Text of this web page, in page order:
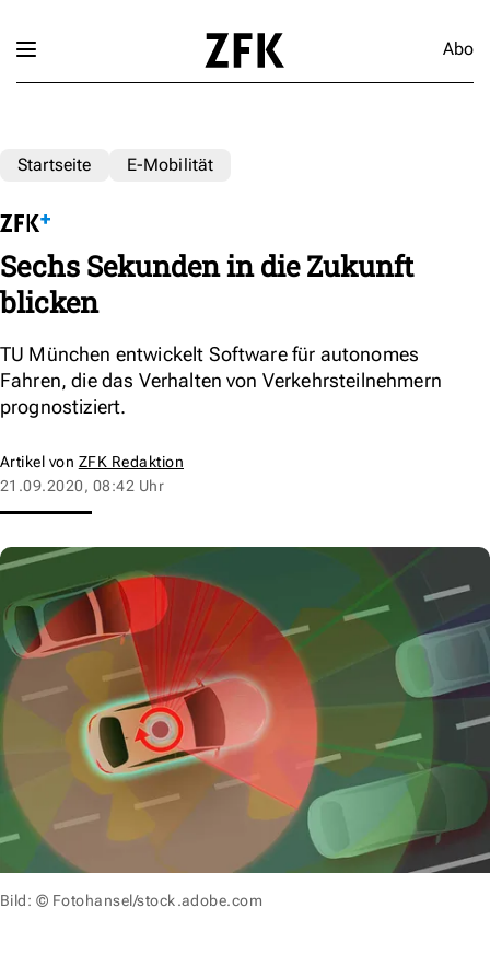
Abo
Startseite E-Mobilität
Sechs Sekunden in die Zukunft
blicken
TU München entwickelt Software für autonomes
Fahren, die das Verhalten von Verkehrsteilnehmern
prognostiziert.
Artikel von ZFK Redaktion
21.09.2020, 08:42 Uhr
Bild: © Fotohansel/stock.adobe.com